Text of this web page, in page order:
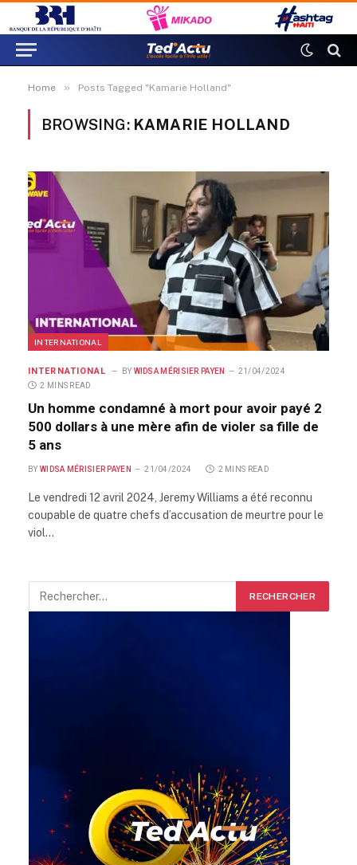
Home » Posts Tagged "Kamarie Holland"
BROWSING: KAMARIE HOLLAND
INTERNATIONAL
INTERNATIONAL BY WIDSA MÉRISIER PAYEN
21/04/2024
2 MINS READ
Un homme condamné à mort pour avoir payé 2
500 dollars à une mère afin de violer sa fille de
5 ans
BY WIDSA MÉRISIER PAYEN 21/04/2024 2 MINS READ
Le vendredi 12 avril 2024, Jeremy Williams a été reconnu
coupable de quatre chefs d’accusation de meurtre pour le
viol…